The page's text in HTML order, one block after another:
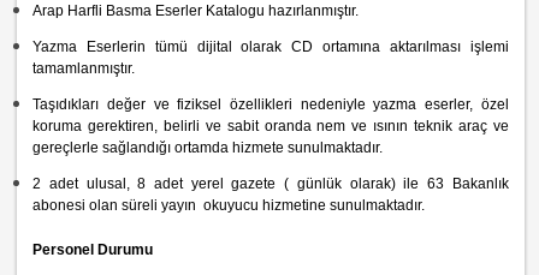
Arap Harfli Basma Eserler Katalogu hazırlanmıştır.
Yazma Eserlerin tümü dijital olarak CD ortamına aktarılması işlemi
tamamlanmıştır.
Taşıdıkları değer ve fiziksel özellikleri nedeniyle yazma eserler, özel
koruma gerektiren, belirli ve sabit oranda nem ve ısının teknik araç ve
gereçlerle sağlandığı ortamda hizmete sunulmaktadır.
2 adet ulusal, 8 adet yerel gazete ( günlük olarak) ile 63 Bakanlık
abonesi olan süreli yayın okuyucu hizmetine sunulmaktadır.
Personel Durumu